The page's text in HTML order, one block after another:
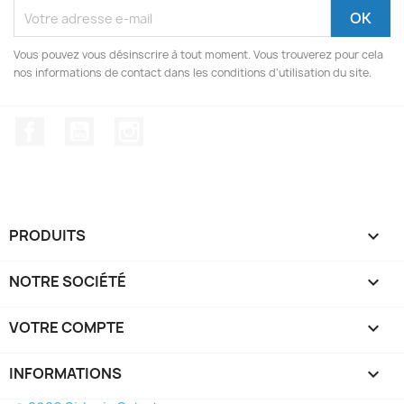
Vous pouvez vous désinscrire à tout moment. Vous trouverez pour cela
nos informations de contact dans les conditions d'utilisation du site.
PRODUITS 
NOTRE SOCIÉTÉ 
VOTRE COMPTE 
INFORMATIONS keyboard_arrow_down